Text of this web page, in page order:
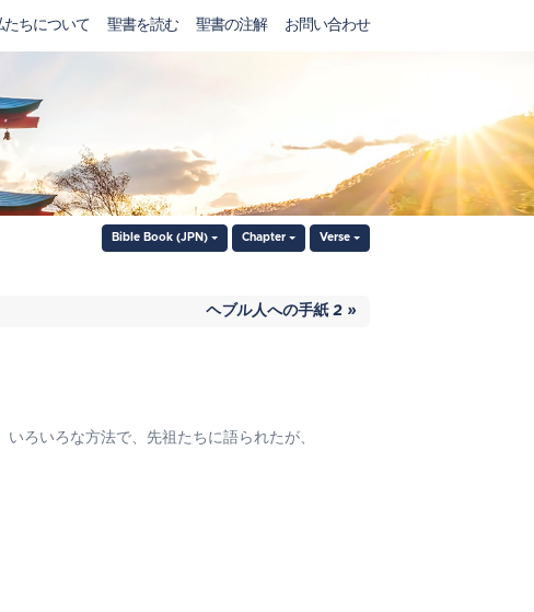
たちについて 聖書を読む 聖書の注解 お問い合わせ
Bible Book (JPN) Chapter Verse
ヘブル人への手紙 2 »
ろいろな方法で、先祖たちに語られたが、